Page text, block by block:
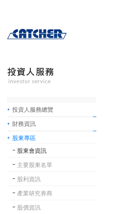
投資人服務總覽
財務資訊
股東專區
股東會資訊
主要股東名單
股利資訊
產業研究券商
股價資訊